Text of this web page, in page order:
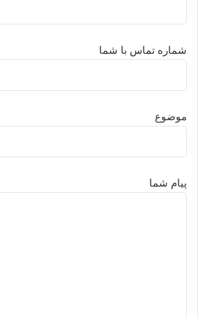
شماره تماس با شما
موضوع
پیام شما